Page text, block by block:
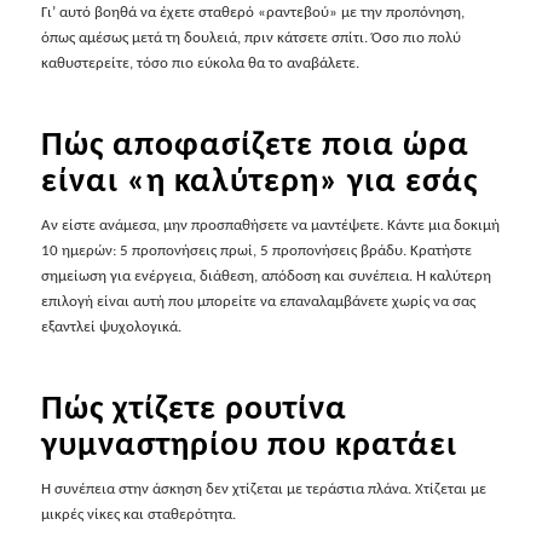
Γι’ αυτό βοηθά να έχετε σταθερό «ραντεβού» με την προπόνηση,
όπως αμέσως μετά τη δουλειά, πριν κάτσετε σπίτι. Όσο πιο πολύ
καθυστερείτε, τόσο πιο εύκολα θα το αναβάλετε.
Πώς αποφασίζετε ποια ώρα
είναι «η καλύτερη» για εσάς
Αν είστε ανάμεσα, μην προσπαθήσετε να μαντέψετε. Κάντε μια δοκιμή
10 ημερών: 5 προπονήσεις πρωί, 5 προπονήσεις βράδυ. Κρατήστε
σημείωση για ενέργεια, διάθεση, απόδοση και συνέπεια. Η καλύτερη
επιλογή είναι αυτή που μπορείτε να επαναλαμβάνετε χωρίς να σας
εξαντλεί ψυχολογικά.
Πώς χτίζετε ρουτίνα
γυμναστηρίου που κρατάει
Η συνέπεια στην άσκηση δεν χτίζεται με τεράστια πλάνα. Χτίζεται με
μικρές νίκες και σταθερότητα.